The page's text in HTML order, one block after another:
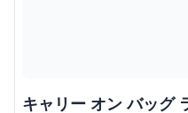
キャリー オン バッグ